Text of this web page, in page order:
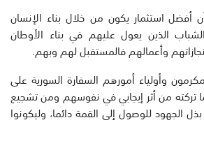
أفضل استثمار يكون من خلال بناء الإنسان
الذين يعول عليهم في بناء الأوطان
وأعمالهم فالمستقبل لهم وبهم.
وأولياء أمورهم السفارة السورية على
تركته من أثر إيجابي في نفوسهم ومن تشجيع
الجهود للوصول إلى القمة دائما، وليكونوا